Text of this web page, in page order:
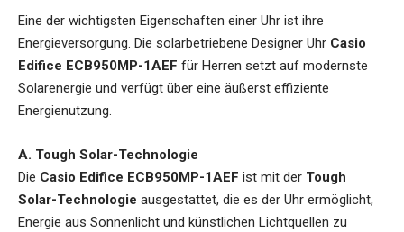
Eine der wichtigsten Eigenschaften einer Uhr ist ihre
Energieversorgung. Die solarbetriebene Designer Uhr Casio
Edifice ECB950MP-1AEF für Herren setzt auf modernste
Solarenergie und verfügt über eine äußerst effiziente
Energienutzung.
A. Tough Solar-Technologie
Die Casio Edifice ECB950MP-1AEF ist mit der Tough
Solar-Technologie ausgestattet, die es der Uhr ermöglicht,
Energie aus Sonnenlicht und künstlichen Lichtquellen zu